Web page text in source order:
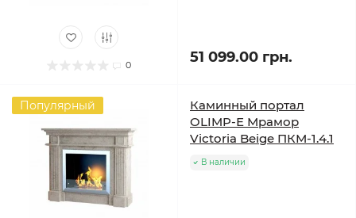
0 51 099.00 грн.
Популярный
Каминный портал
OLIMP-Е Мрамор
Victoria Beige ПКМ-1.4.1
В наличии